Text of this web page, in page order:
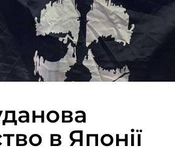
в Японії